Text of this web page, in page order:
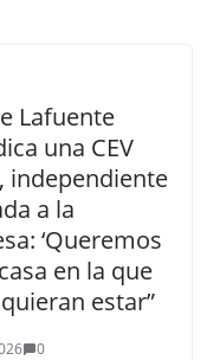
Lafuente
una CEV
independiente
a la
‘Queremos
en la que
estar”
0